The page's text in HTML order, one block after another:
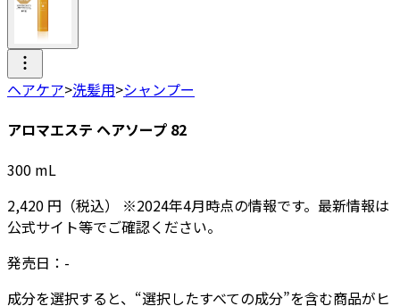
ヘアケア>洗髪用>シャンプー
アロマエステ ヘアソープ 82
300 mL
2,420 円 （税込） ※2024年4月時点の情報です。最新情報は
公式サイト等でご確認ください。
発売日： -
成分を選択すると、“選択したすべての成分”を含む商品がヒ